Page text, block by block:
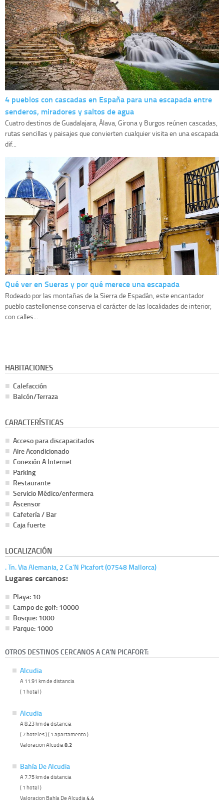
4 pueblos con cascadas en España para una escapada entre
senderos, miradores y saltos de agua
Cuatro destinos de Guadalajara, Álava, Girona y Burgos reúnen cascadas,
rutas sencillas y paisajes que convierten cualquier visita en una escapada
dif...
Qué ver en Sueras y por qué merece una escapada
Rodeado por las montañas de la Sierra de Espadán, este encantador
pueblo castellonense conserva el carácter de las localidades de interior,
con calles...
HABITACIONES
Calefacción
Balcón/Terraza
CARACTERÍSTICAS
Acceso para discapacitados
Aire Acondicionado
Conexión A Internet
Parking
Restaurante
Servicio Médico/enfermera
Ascensor
Cafetería / Bar
Caja fuerte
LOCALIZACIÓN
. Tn. Via Alemania, 2 Ca'N Picafort (07548 Mallorca)
Lugares cercanos:
Playa: 10
Campo de golf: 10000
Bosque: 1000
Parque: 1000
OTROS DESTINOS CERCANOS A CA'N PICAFORT:
Alcudia
A 11.91 km de distancia
( 1 hotel )
Alcudia
A 8.23 km de distancia
( 7 hoteles ) ( 1 apartamento )
Valoracion Alcudia 8.2
Bahía De Alcudia
A 7.75 km de distancia
( 1 hotel )
Valoracion Bahía De Alcudia 4.4